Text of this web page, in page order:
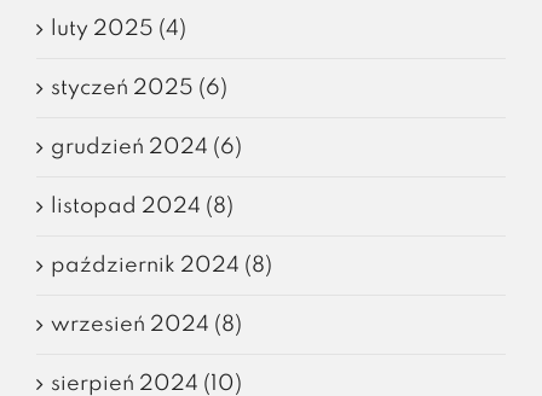
luty 2025 (4)
styczeń 2025 (6)
grudzień 2024 (6)
listopad 2024 (8)
październik 2024 (8)
wrzesień 2024 (8)
sierpień 2024 (10)